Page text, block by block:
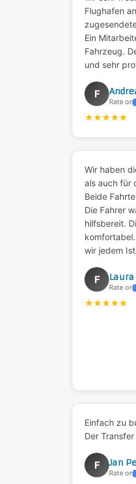
Flughafen
Ein
Fahrzeug.
und sehr
F
Rate on
★★★★★
Wir haben
als auch für
Beide
Die Fahrer
hilfsbereit.
wir jedem
F
Rate on
★★★★★
Einfach zu
Der
F Jan
Rate on